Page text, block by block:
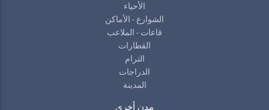
الأحياء
الشوارع - الأماكن
قاعات - الملاعب
القطارات
الترام
الدراجات
المدينة
مدن أخرى